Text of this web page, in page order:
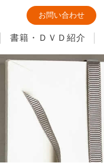
お問い合わせ
書籍・ＤＶＤ紹介